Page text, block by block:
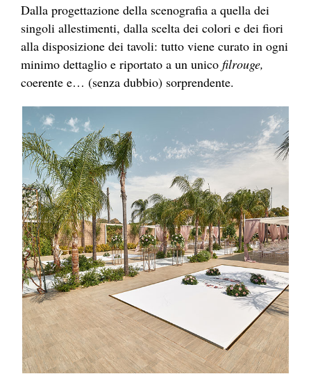
Dalla progettazione della scenografia a quella dei
singoli allestimenti, dalla scelta dei colori e dei fiori
alla disposizione dei tavoli: tutto viene curato in ogni
minimo dettaglio e riportato a un unico filrouge,
coerente e… (senza dubbio) sorprendente.